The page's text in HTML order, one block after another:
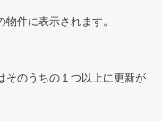
件に表示されます。
そのうちの１つ以上に更新が